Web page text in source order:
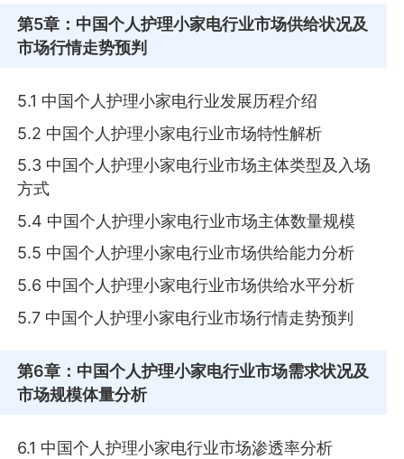
第5章 ：中国个人护理小家电行业市场供给状况及
市场行情走势预判
5.1 中国个人护理小家电行业发展历程介绍
5.2 中国个人护理小家电行业市场特性解析
5.3 中国个人护理小家电行业市场主体类型及入场
方式
5.4 中国个人护理小家电行业市场主体数量规模
5.5 中国个人护理小家电行业市场供给能力分析
5.6 中国个人护理小家电行业市场供给水平分析
5.7 中国个人护理小家电行业市场行情走势预判
第6章 ：中国个人护理小家电行业市场需求状况及
市场规模体量分析
6.1 中国个人护理小家电行业市场渗透率分析